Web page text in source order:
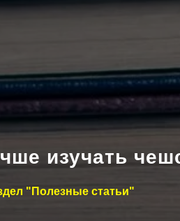
изучать
"Полезные статьи"